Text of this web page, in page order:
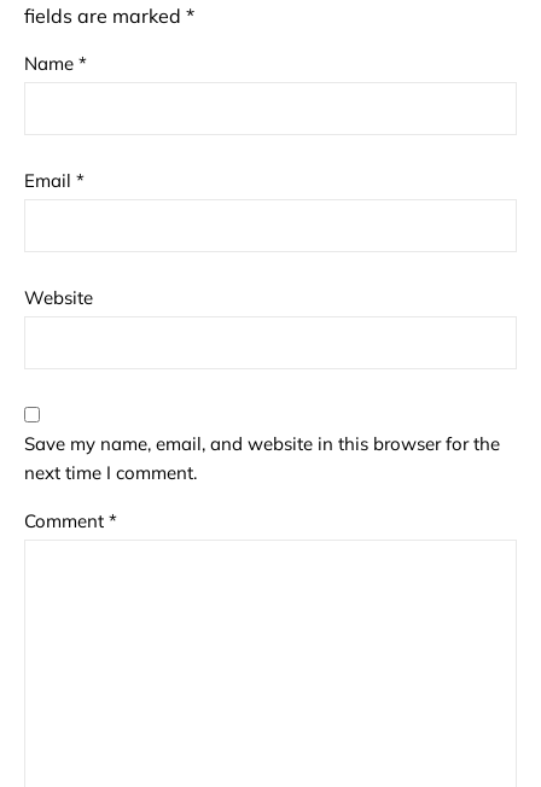
fields are marked *
Name *
Email *
Website
Save my name, email, and website in this browser for the
next time I comment.
Comment *